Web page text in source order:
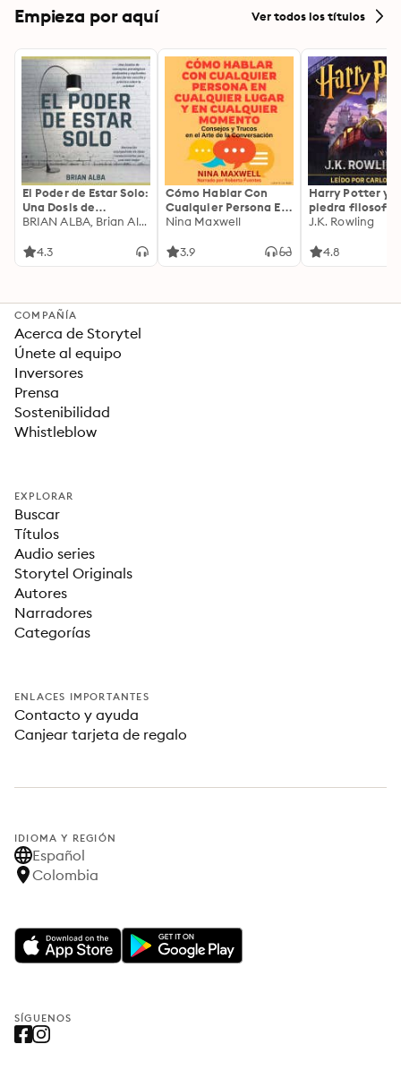
Empieza por aquí Ver todos los títulos
El Poder de Estar Solo:
Una Dosis de
Motivación
Ideas Revolucionarias
BRIAN ALBA, Brian Alba
4.3
Cómo Hablar Con
Cualquier Persona En
Cualquier Lugar Y En
Nina Maxwell
3.9
Harry Potter y
piedra filosofal
J.K. Rowling
4.8
COMPAÑÍA
Acerca de Storytel
Únete al equipo
Inversores
Prensa
Sostenibilidad
Whistleblow
EXPLORAR
Buscar
Títulos
Audio series
Storytel Originals
Autores
Narradores
Categorías
ENLACES IMPORTANTES
Contacto y ayuda
Canjear tarjeta de regalo
IDIOMA Y REGIÓN
Español
Colombia
SÍGUENOS